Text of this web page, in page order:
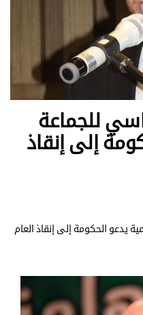
للجماعة
إلى إنقاذ
يدعو الحكومة إلى إنقاذ العام